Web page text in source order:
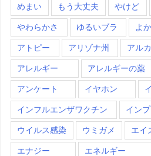
めまい もう大丈夫 やけど
やわらかさ ゆるいブラ よ
アトピー アリゾナ州 アル
アレルギー アレルギーの薬
アンケート イヤホン
インフルエンザワクチン イン
ウイルス感染 ウミガメ エイ
エナジー エネルギー